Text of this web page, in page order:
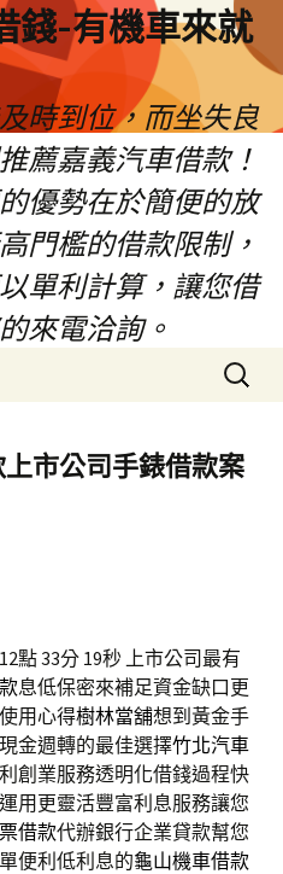
錢-有機車來就
時到位，而坐失良
薦嘉義汽車借款！
優勢在於簡便的放
門檻的借款限制，
單利計算，讓您借
來電洽詢。
搜
尋
鍵
字:
市公司手錶借款案
點 33分 19秒 上市公司最有
息低保密來補足資金缺口更
用心得樹林當舖想到黃金手
金週轉的最佳選擇竹北汽車
創業服務透明化借錢過程快
用更靈活豐富利息服務讓您
借款代辦銀行企業貸款幫您
便利低利息的龜山機車借款